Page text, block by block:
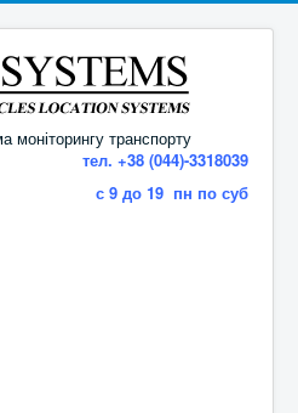
моніторингу транспорту
тел. +38 (044)-3318039
с 9 до 19 пн по суб